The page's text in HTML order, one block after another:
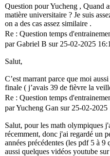
Question pour Yucheng , Quand
matière universitaire ? Je suis
on a des cas assez similaire .
Re : Question temps
par Gabriel B sur 25-02-2025
Salut,
C’est marrant parce que moi
finale ( j’avais 39 de fièvre la
Re : Question temps
par Yucheng Gan sur 25-02-2025
Salut, pour les math olympiques
récemment, donc j'ai regardé un
années précédentes (les pdf 5 à
aussi quelques vidéos youtube